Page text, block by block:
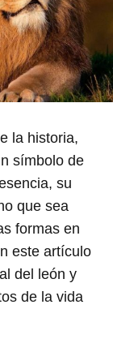
la historia,
símbolo de
su
que sea
formas en
este artículo
del león y
de la vida